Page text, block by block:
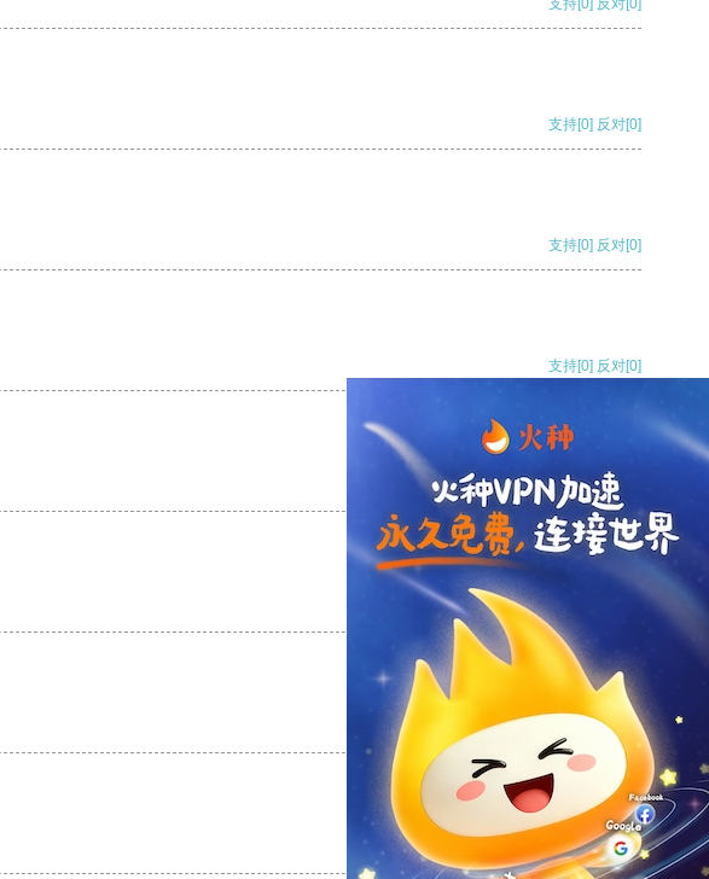
支持[0] 反对[0]
支持[0] 反对[0]
支持[0] 反对[0]
支持[0] 反对[0]
支持[0] 反对
支持
反对 [0]
支持[0] 反对[0]